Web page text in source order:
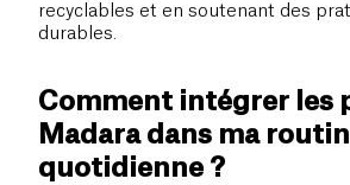
recyclables et en soutenant des
durables.
Comment intégrer les
Madara dans ma
quotidienne ?